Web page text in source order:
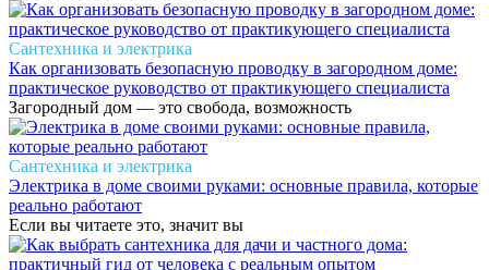
Сантехника и электрика
Как организовать безопасную проводку в загородном доме:
практическое руководство от практикующего специалиста
Загородный дом — это свобода, возможность
Сантехника и электрика
Электрика в доме своими руками: основные правила, которые
реально работают
Если вы читаете это, значит вы